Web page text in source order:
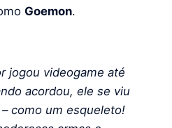
Goemon.
jogou videogame até
acordou, ele se viu
como um esqueleto!